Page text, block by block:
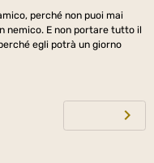
perché non puoi mai
nemico. E non portare tutto il
egli potrà un giorno